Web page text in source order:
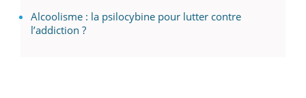
Alcoolisme : la psilocybine pour lutter contre
l’addiction ?